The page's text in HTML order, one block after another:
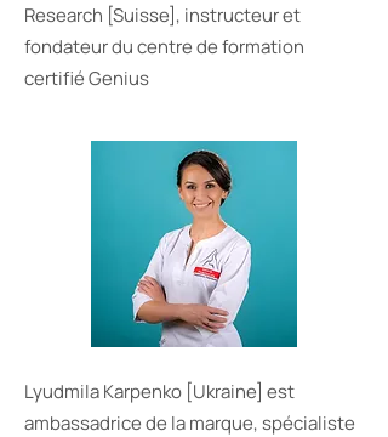
Research [Suisse], instructeur et
fondateur du centre de formation
certifié Genius
Lyudmila Karpenko [Ukraine] est
ambassadrice de la marque, spécialiste